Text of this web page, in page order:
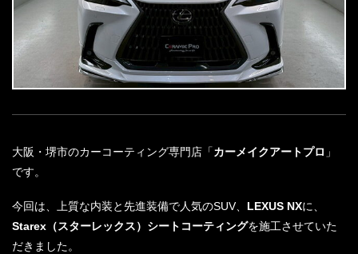
大阪・堺市のカーコーティング専門店「カーメイクアートプロ 」
です。
今回は、上質な内装と先進装備で人気のSUV、 LEXUS NXに、
Starex（スターレックス）シートコーティングを施工させていた
だきました。